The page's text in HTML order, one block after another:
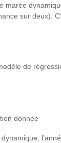
marée
sur deux).
de
donnée